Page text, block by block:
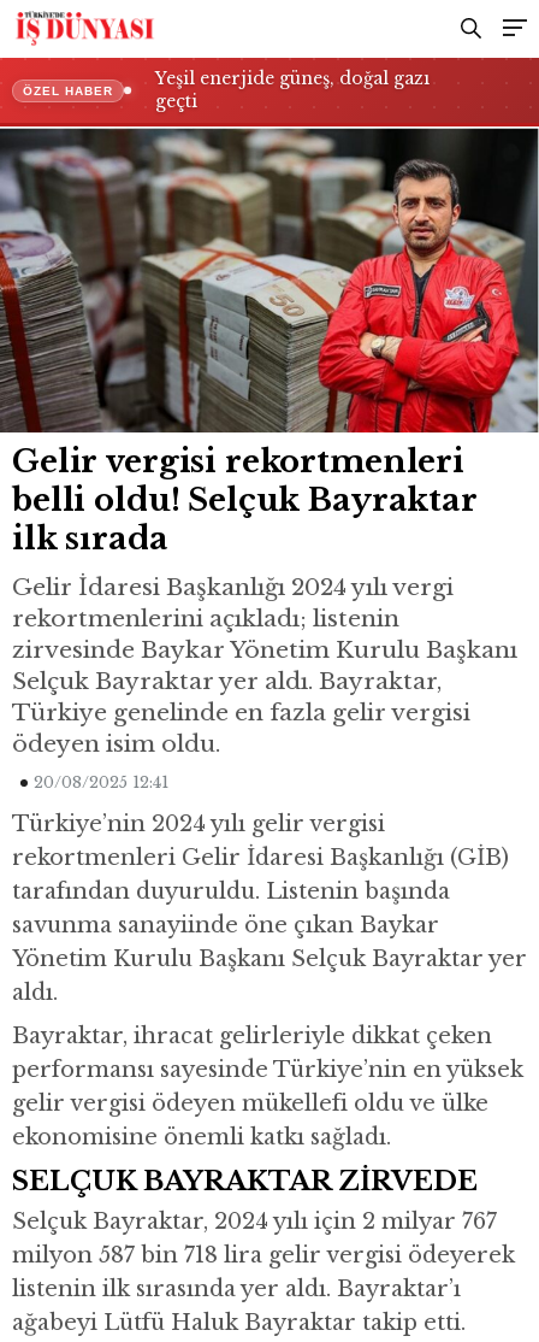
ÖZEL HABER
Yeşil enerjide güneş, doğal gazı
geçti
Gelir vergisi rekortmenleri
belli oldu! Selçuk Bayraktar
ilk sırada
Gelir İdaresi Başkanlığı 2024 yılı vergi
rekortmenlerini açıkladı; listenin
zirvesinde Baykar Yönetim Kurulu Başkanı
Selçuk Bayraktar yer aldı. Bayraktar,
Türkiye genelinde en fazla gelir vergisi
ödeyen isim oldu.
20/08/2025 12:41
Türkiye’nin 2024 yılı gelir vergisi
rekortmenleri Gelir İdaresi Başkanlığı (GİB)
tarafından duyuruldu. Listenin başında
savunma sanayiinde öne çıkan Baykar
Yönetim Kurulu Başkanı Selçuk Bayraktar yer
aldı.
Bayraktar, ihracat gelirleriyle dikkat çeken
performansı sayesinde Türkiye’nin en yüksek
gelir vergisi ödeyen mükellefi oldu ve ülke
ekonomisine önemli katkı sağladı.
SELÇUK BAYRAKTAR ZİRVEDE
Selçuk Bayraktar, 2024 yılı için 2 milyar 767
milyon 587 bin 718 lira gelir vergisi ödeyerek
listenin ilk sırasında yer aldı. Bayraktar’ı
ağabeyi Lütfü Haluk Bayraktar takip etti.